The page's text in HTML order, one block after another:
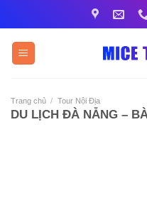
qua
nội
dung
Trang chủ / Tour Nội Địa
DU LỊCH ĐÀ NẴNG –